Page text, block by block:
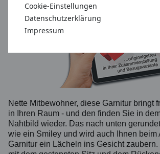
Nette Mitbewohner, diese Garnitur bringt
in Ihren Raum - und den finden Sie in
Nahtbild wieder. Das nach unten
wie ein Smiley und wird auch Ihnen beim
Garnitur ein Lächeln ins Gesicht
Notwendige
die korrekte Anzeige und
Analyse
: Diese Cookies
Analyse der Webseiten-
Marketing: Diese Cookies
Partnern (Drittanbieter)
personalisierte Werbung
Cookie-Einstellungen
Datenschutzerklärung
Impressum